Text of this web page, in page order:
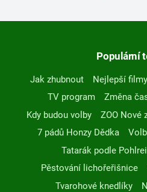
Populární
Jak zhubnout Nejlepší
TV program
Změna
Kdy budou volby
ZOO Nové
7 pádů Honzy Dědka
Tatarák podle
Pěstování lichořeřišnice
Tvarohové knedlíky